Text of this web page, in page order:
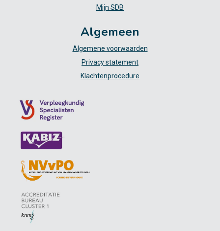
Mijn SDB
Algemeen
Algemene voorwaarden
Privacy statement
Klachtenprocedure